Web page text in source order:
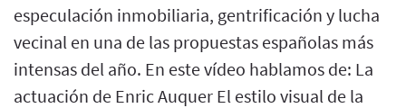
especulación inmobiliaria, gentrificación y lucha
vecinal en una de las propuestas españolas más
intensas del año. En este vídeo hablamos de: La
actuación de Enric Auquer El estilo visual de la